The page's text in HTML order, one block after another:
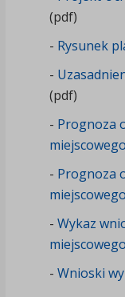
(pdf)
- Rysunek
-
(pdf)
- Prognoza
- Prognoza
- Wykaz
miejscowego
- Wnioski